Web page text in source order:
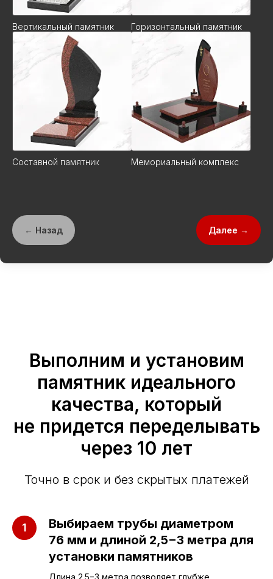
Вертикальный памятник Горизонтальный памятник
Составной памятник Мемориальный комплекс
← Назад Далее →
Выполним и установим
памятник идеального
качества, который
не придется переделывать
через 10 лет
Точно в срок и без скрытых платежей
Выбираем трубы диаметром
76 мм и длиной 2,5−3 метра для
установки памятников
Длина 2.5−3 метра позволяет глубже